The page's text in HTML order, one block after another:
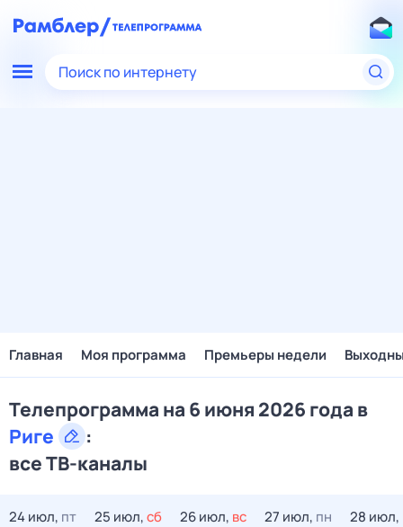
Поиск по интернету
Главная Моя программа Премьеры недели
Телепрограмма на 6 июня 2026 года в
Риге
:
все ТВ-каналы
24 июл, пт 25 июл,сб 26 июл, вс 27 июл, пн 28 июл,